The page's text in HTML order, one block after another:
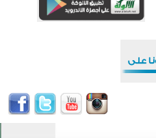
أبوابه بعد سنوات من العمل والعطاء
القرآن الكريم في أزناكاييف